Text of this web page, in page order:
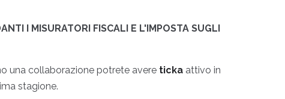
I MISURATORI FISCALI E L'IMPOSTA SUGLI
una collaborazione potrete avere ticka attivo in
stagione.